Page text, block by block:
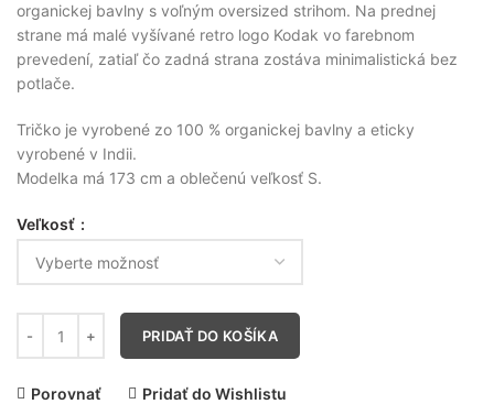
organickej bavlny s voľným oversized strihom. Na prednej
strane má malé vyšívané retro logo Kodak vo farebnom
prevedení, zatiaľ čo zadná strana zostáva minimalistická bez
potlače.
Tričko je vyrobené zo 100 % organickej bavlny a eticky
vyrobené v Indii.
Modelka má 173 cm a oblečenú veľkosť S.
Veľkosť
PRIDAŤ DO KOŠÍKA
Porovnať Pridať do Wishlistu